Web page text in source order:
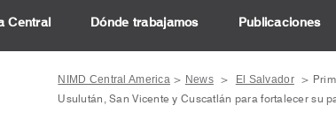
Central Dónde trabajamos Publicaciones
NIMD Central America > News> El Salvador>
Usulután, San Vicente y Cuscatlán para fortalecer su